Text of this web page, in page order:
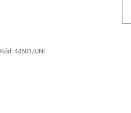
Kód:44601/UNI